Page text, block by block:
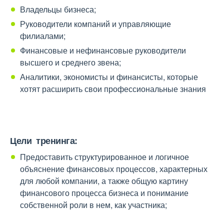
Владельцы бизнеса;
Руководители компаний и управляющие
филиалами;
Финансовые и нефинансовые руководители
высшего и среднего звена;
Аналитики, экономисты и финансисты, которые
хотят расширить свои профессиональные знания
Цели тренинга:
Предоставить структурированное и логичное
объяснение финансовых процессов, характерных
для любой компании, а также общую картину
финансового процесса бизнеса и понимание
собственной роли в нем, как участника;